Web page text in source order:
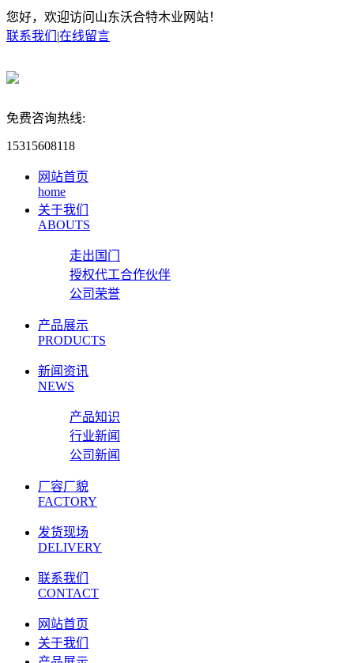
您好，欢迎访问山东沃合特木业网站！
联系我们 |在线留言
免费咨询热线:
15315608118
网站首页
home
关于我们
ABOUTS
走出国门
授权代工合作伙伴
公司荣誉
产品展示
PRODUCTS
新闻资讯
NEWS
产品知识
行业新闻
公司新闻
厂容厂貌
FACTORY
发货现场
DELIVERY
联系我们
CONTACT
网站首页
关于我们